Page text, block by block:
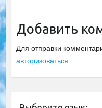
Добавить
Для отправки
авторизоваться